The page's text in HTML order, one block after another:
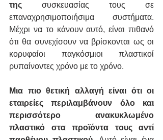
της συσκευασίας τους σε
επαναχρησιμοποιήσιμα συστήματα.
Μέχρι να το κάνουν αυτό, είναι πιθανό
ότι θα συνεχίσουν να βρίσκονται ως οι
κορυφαίοι παγκόσμιοι πλαστικοί
ρυπαίνοντες χρόνο με το χρόνο.
Μια πιο θετική αλλαγή είναι ότι οι
εταιρείες περιλαμβάνουν όλο και
περισσότερο ανακυκλωμένο
πλαστικό στα προϊόντα τους αντί